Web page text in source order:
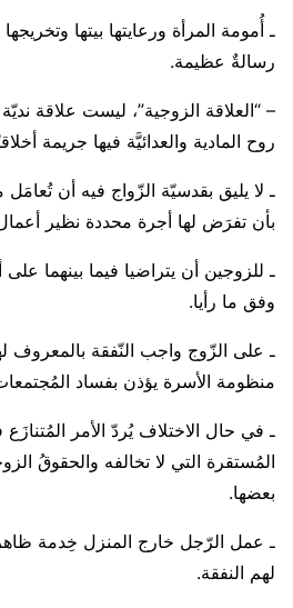
ـ أُمومة المرأة ورعايتها بيتها
رسالةٌ عظيمة.
– “العلاقة الزوجية”، ليست علاقة
روح المادية والعدائيَّة فيها جريمة
ـ لا يليق بقدسيّة الزّواج فيه أن تُعامَل
بأن تفرَض لها أجرة محددة نظير أعمال
ـ للزوجين أن يتراضيا فيما بينهما على
وفق ما رأيا.
ـ على الزّوج واجب النّفقة بالمعروف
منظومة الأسرة يؤذن بفساد
ـ في حال الاختلاف يُردّ الأمر
المُستقرة التي لا تخالفه والحقوقُ
بعضها.
ـ عمل الرّجل خارج المنزل خِدمة
لهم النفقة.